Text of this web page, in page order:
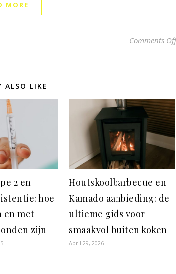
MORE
Comments Off
ALSO LIKE
2 en
hoe
en met
zijn
Houtskoolbarbecue en
Kamado aanbieding: de
ultieme gids voor
smaakvol buiten koken
April 29, 2026